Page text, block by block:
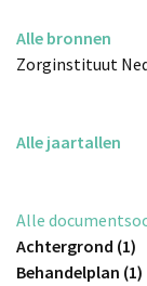
Alle bronnen
Zorginstituut
Alle jaartallen
Alle
Achtergrond (1)
Behandelplan (1)